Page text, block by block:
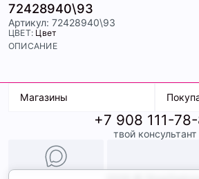
72428940\93
Артикул: 72428940\93
ЦВЕТ: Цвет
ОПИСАНИЕ
Магазины
ТК Терминал
ТРК Континент
Условия
Образы
+7 908 111-
твой консультант